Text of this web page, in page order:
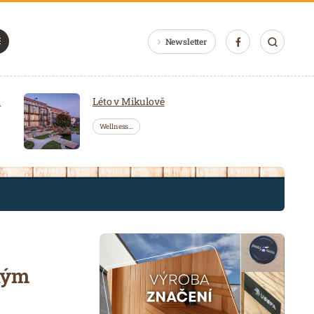
Newsletter
Léto v Mikulově
Wellness…